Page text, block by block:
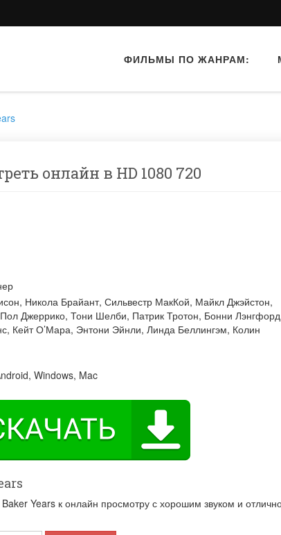
ФИЛЬМЫ ПО ЖАНРАМ:
онлайн в HD 1080 720
, Никола Брайант, Сильвестр МакКой, Майкл Джэйстон,
Пол Джеррико, Тони Шелби, Патрик Тротон, Бонни Лэнгфорд
, Кейт О’Мара, Энтони Эйнли, Линда Беллингэм, Колин
Windows, Mac
Years к онлайн просмотру с хорошим звуком и